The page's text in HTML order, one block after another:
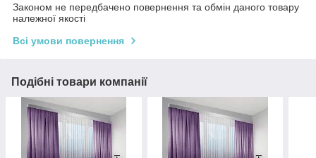
Законом не передбачено повернення та обмін даного товару
належної якості
Всі умови повернення
Подібні товари компанії